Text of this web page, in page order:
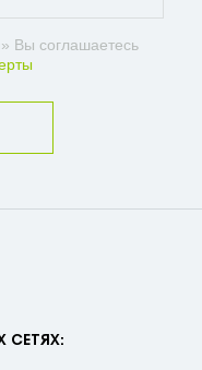
Вы соглашаетесь
СЕТЯХ: